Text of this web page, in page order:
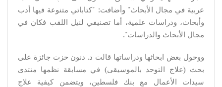
عربية في مجال الأبحاث" وأضافت: "كتاباتي متنوعة فيها أدب
وأبحاث، ودراسات علمية، أما تصنيفي لنيل اللقب فكان في
مجال الأبحاث والدراسات".
ووحول بعض ابحاثها ودراساتها قالت د. دنون حزت جائزة على
بحث (علاج التوحد بالموسيقى) في مسابقة نظمها منتدى
سيدات الأعمال مع بنك فلسطين، ويتضمن كيفية علاج